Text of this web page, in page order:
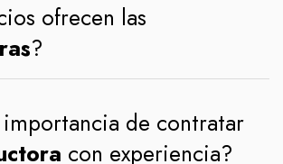
ofrecen las
?
de contratar
con experiencia?